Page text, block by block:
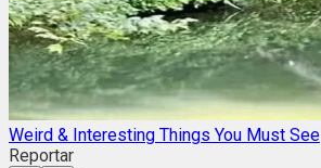
Weird & Interesting Things You Must See
Reportar